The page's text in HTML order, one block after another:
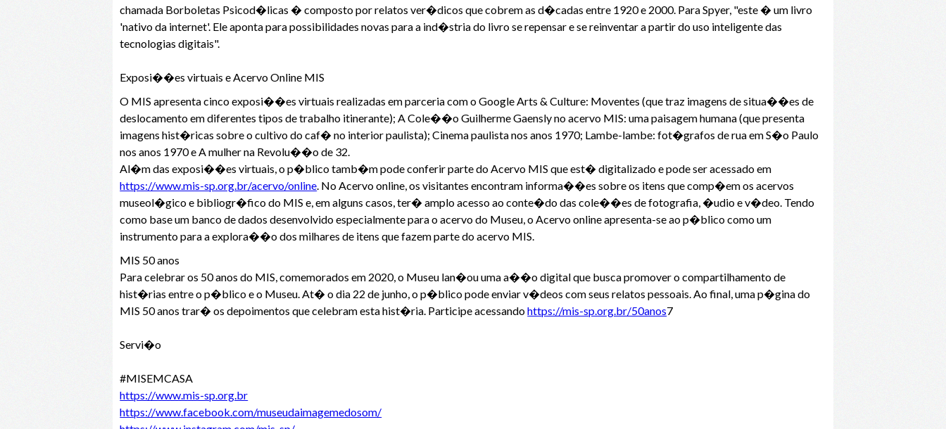
chamada Borboletas Psicod�licas � composto por relatos ver�dicos que cobrem as d�cadas entre 1920 e 2000. Para Spyer, "este � um livro
'nativo da internet'. Ele aponta para possibilidades novas para a ind�stria do livro se repensar e se reinventar a partir do uso inteligente das
tecnologias digitais".
Exposi��es virtuais e Acervo Online MIS
O MIS apresenta cinco exposi��es virtuais realizadas em parceria com o Google Arts & Culture: Moventes (que traz imagens de situa��es de
deslocamento em diferentes tipos de trabalho itinerante); A Cole��o Guilherme Gaensly no acervo MIS: uma paisagem humana (que presenta
imagens hist�ricas sobre o cultivo do caf� no interior paulista); Cinema paulista nos anos 1970; Lambe-lambe: fot�grafos de rua em S�o Paulo
nos anos 1970 e A mulher na Revolu��o de 32.
Al�m das exposi��es virtuais, o p�blico tamb�m pode conferir parte do Acervo MIS que est� digitalizado e pode ser acessado em
https://www.mis-sp.org.br/acervo/online. No Acervo online, os visitantes encontram informa��es sobre os itens que comp�em os acervos
museol�gico e bibliogr�fico do MIS e, em alguns casos, ter� amplo acesso ao conte�do das cole��es de fotografia, �udio e v�deo. Tendo
como base um banco de dados desenvolvido especialmente para o acervo do Museu, o Acervo online apresenta-se ao p�blico como um
instrumento para a explora��o dos milhares de itens que fazem parte do acervo MIS.
MIS 50 anos
Para celebrar os 50 anos do MIS, comemorados em 2020, o Museu lan�ou uma a��o digital que busca promover o compartilhamento de
hist�rias entre o p�blico e o Museu. At� o dia 22 de junho, o p�blico pode enviar v�deos com seus relatos pessoais. Ao final, uma p�gina do
MIS 50 anos trar� os depoimentos que celebram esta hist�ria. Participe acessandohttps://mis-sp.org.br/50anos7
Servi�o
#MISEMCASA
https://www.mis-sp.org.br
https://www.facebook.com/museudaimagemedosom/